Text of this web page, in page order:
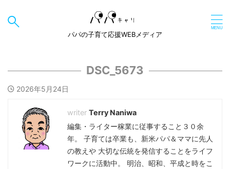
パパの子育て応援WEBメディア
DSC_5673
2026年5月24日
Terry Naniwa
編集・ライター稼業に従事すること３０余
年。 子育ては卒業も、新米パパ＆ママに先人
の教えや 大切な伝統を発信することをライフ
ワークに活動中。 明治、昭和、平成と時をこ